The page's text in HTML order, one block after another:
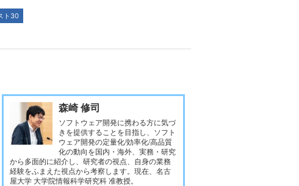
ト30
森崎 修司
ソフトウェア開発に携わる方に気づ
きを提供することを目指し、ソフト
ウェア開発の定量化/効率化/高品質
化の動向を国内・海外、実務・研究
から多面的に紹介し、研究者の視点、自身の業務
経験をふまえた視点から考察します。現在、名古
屋大学 大学院情報科学研究科 准教授。